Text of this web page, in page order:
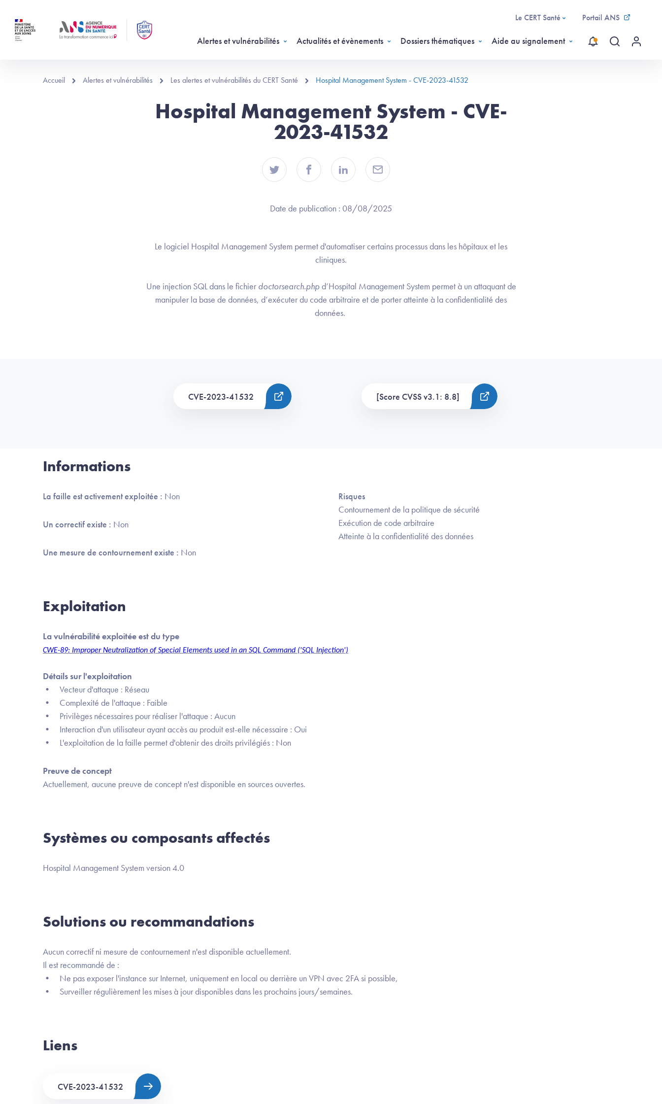
Le CERT Santé Portail ANS
Alertes et vulnérabilités Actualités et évènements Dossiers thématiques Aide au signalement
Recherche
Menu
Accueil Alertes et vulnérabilités Les alertes et vulnérabilités du CERT Santé Hospital Management System - CVE-2023-41532
Hospital Management System - CVE-
2023-41532
Date de publication : 08/08/2025
Le logiciel Hospital Management System permet d'automatiser certains processus dans les hôpitaux et les
cliniques.
Une injection SQL dans le fichier doctorsearch.phpd’Hospital Management System permet à un attaquant de
manipuler la base de données, d’exécuter du code arbitraire et de porter atteinte à la confidentialité des
données.
CVE-2023-41532 [Score CVSS v3.1: 8.8]
Informations
La faille est activement exploitée : Non
Un correctif existe : Non
Une mesure de contournement existe : Non
Risques
Contournement de la politique de sécurité
Exécution de code arbitraire
Atteinte à la confidentialité des données
Exploitation
La vulnérabilité exploitée est du type
CWE-89: Improper Neutralization of Special Elements used in an SQL Command ('SQL Injection')
Détails sur l'exploitation
• Vecteur d'attaque : Réseau
• Complexité de l'attaque : Faible
• Privilèges nécessaires pour réaliser l'attaque : Aucun
• Interaction d'un utilisateur ayant accès au produit est-elle nécessaire : Oui
• L'exploitation de la faille permet d'obtenir des droits privilégiés : Non
Preuve de concept
Actuellement, aucune preuve de concept n'est disponible en sources ouvertes.
Systèmes ou composants affectés
Hospital Management System version 4.0
Solutions ou recommandations
Aucun correctif ni mesure de contournement n'est disponible actuellement.
Il est recommandé de :
• Ne pas exposer l'instance sur Internet, uniquement en local ou derrière un VPN avec 2FA si possible,
• Surveiller régulièrement les mises à jour disponibles dans les prochains jours/semaines.
Liens
CVE-2023-41532